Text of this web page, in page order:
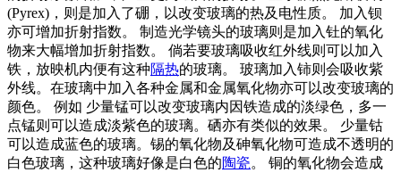
(Pyrex)，则是加入了硼，以改变玻璃的热及电性质。 加入钡
亦可增加折射指数。 制造光学镜头的玻璃则是加入钍的氧化
物来大幅增加折射指数。 倘若要玻璃吸收红外线则可以加入
铁，放映机内便有这种隔热的玻璃。 玻璃加入铈则会吸收紫
外线。在玻璃中加入各种金属和金属氧化物亦可以改变玻璃的
颜色。 例如 少量锰可以改变玻璃内因铁造成的淡绿色，多一
点锰则可以造成淡紫色的玻璃。硒亦有类似的效果。 少量钴
可以造成蓝色的玻璃。锡的氧化物及砷氧化物可造成不透明的
白色玻璃，这种玻璃好像是白色的陶瓷。 铜的氧化物会造成